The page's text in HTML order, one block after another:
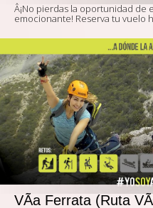
Â¡No pierdas la oportunidad
emocionante! Reserva tu vuelo
VÃ­a Ferrata (Ruta